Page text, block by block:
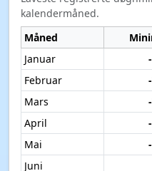
kalendermåned.
Måned
Januar
Februar
Mars
April
Mai
Juni